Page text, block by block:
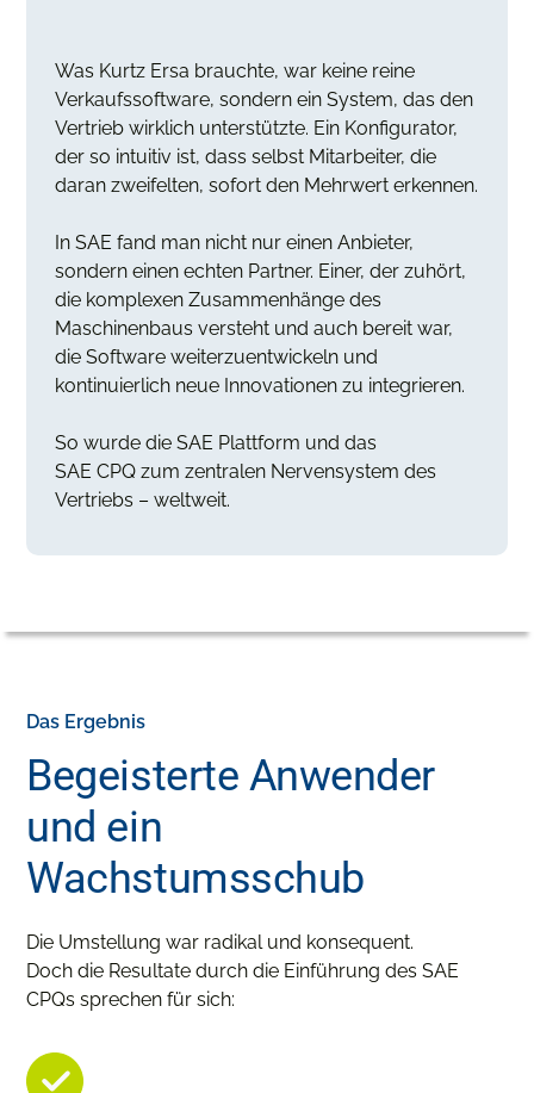
Was Kurtz Ersa brauchte, war keine reine
Verkaufssoftware, sondern ein System, das den
Vertrieb wirklich unterstützte. Ein Konfigurator,
der so intuitiv ist, dass selbst Mitarbeiter, die
daran zweifelten, sofort den Mehrwert erkennen.
In SAE fand man nicht nur einen Anbieter,
sondern einen echten Partner. Einer, der zuhört,
die komplexen Zusammenhänge des
Maschinenbaus versteht und auch bereit war,
die Software weiterzuentwickeln und
kontinuierlich neue Innovationen zu integrieren.
So wurde die SAE Plattform und das
SAE CPQ zum zentralen Nervensystem des
Vertriebs – weltweit.
Das Ergebnis
Begeisterte Anwender
und ein
Wachstumsschub
Die Umstellung war radikal und konsequent.
Doch die Resultate durch die Einführung des SAE
CPQs sprechen für sich: